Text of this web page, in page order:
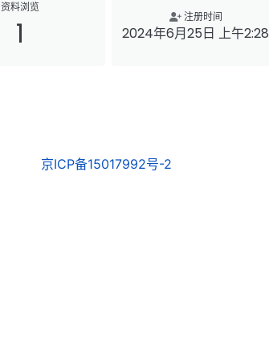
资料浏览
1 注册时间
2024年6月25日 上午2:28
京ICP备15017992号-2